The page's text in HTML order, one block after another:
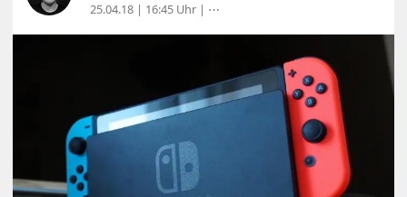
25.04.18 | 16:45 Uhr | ⋯